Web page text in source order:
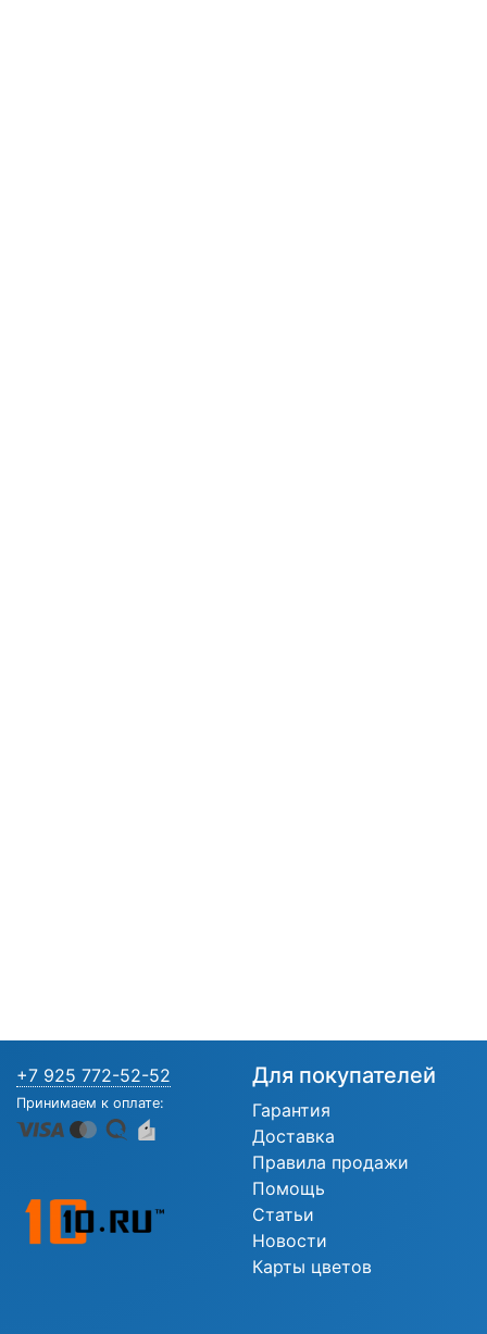
+7 925 772-52-52
Принимаем к оплате:
Для покупателей
Гарантия
Доставка
Правила продажи
Помощь
Статьи
Новости
Карты цветов